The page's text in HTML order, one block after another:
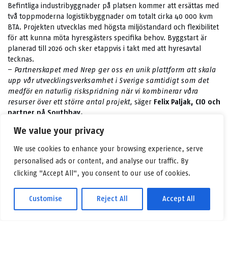
We value your privacy
We use cookies to enhance your browsing experience, serve
personalised ads or content, and analyse our traffic. By
clicking "Accept All", you consent to our use of cookies.
Customise Reject All Accept All
Befintliga industribyggnader på platsen kommer att ersättas med
två toppmoderna logistikbyggnader om totalt cirka 40 000 kvm
BTA. Projekten utvecklas med högsta miljöstandard och flexibilitet
för att kunna möta hyresgästers specifika behov. Byggstart är
planerad till 2026 och sker etappvis i takt med att hyresavtal
tecknas.
– Partnerskapet med Nrep ger oss en unik plattform att skala
upp vår utvecklingsverksamhet i Sverige samtidigt som det
medför en naturlig riskspridning när vi kombinerar våra
resurser över ett större antal projekt, säger Felix Paljak, CIO och
partner på Southbay.
Vi är glada att inleda ett nära samarbete med Southbay
med en första investering som besitter mycket potential. Vi
delar synen på kvalitet, hållbarhet och långsiktigt
värdeskapande, och ser fram emot att tillsammans fortsätta
utveckla några av Sveriges mest hållbara logistikfastigheter
sägerKristoffer Sandberg, Head of Investments Logicenters,